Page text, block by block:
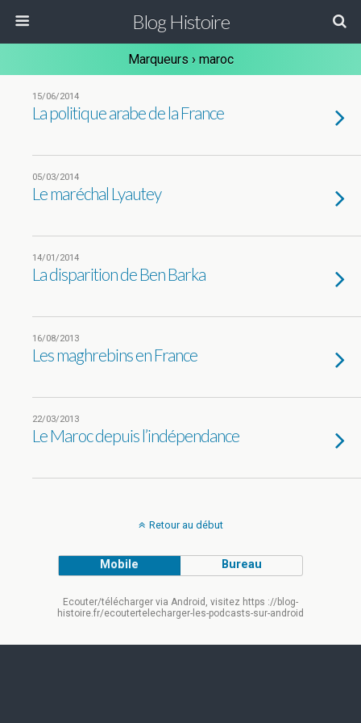
Blog Histoire
Marqueurs › maroc
15/06/2014
La politique arabe de la France
05/03/2014
Le maréchal Lyautey
14/01/2014
La disparition de Ben Barka
16/08/2013
Les maghrebins en France
22/03/2013
Le Maroc depuis l’indépendance
Retour au début
Mobile Bureau
Ecouter/télécharger via Android, visitez https ://blog-
histoire.fr/ecoutertelecharger-les-podcasts-sur-android